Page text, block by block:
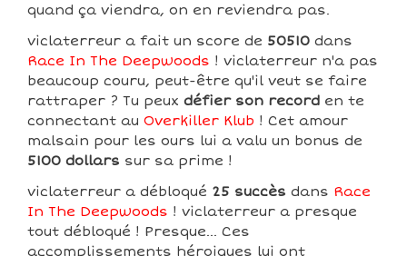
quand ça viendra, on en reviendra pas.
viclaterreur a fait un score de 50510 dans
Race In The Deepwoods ! viclaterreur n'a pas
beaucoup couru, peut-être qu'il veut se faire
rattraper ? Tu peux défier son record en te
connectant au Overkiller Klub ! Cet amour
malsain pour les ours lui a valu un bonus de
5100 dollars sur sa prime !
viclaterreur a débloqué 25 succès dans Race
In The Deepwoods ! viclaterreur a presque
tout débloqué ! Presque... Ces
accomplissements héroiques lui ont